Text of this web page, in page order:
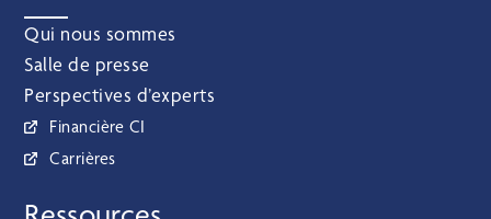
Qui nous sommes
Salle de presse
Perspectives d’experts
Financière CI
Carrières